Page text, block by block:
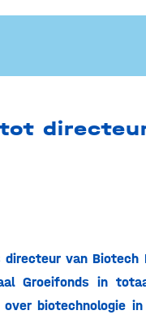
van Biotech
Groeifonds in
biotechnologie